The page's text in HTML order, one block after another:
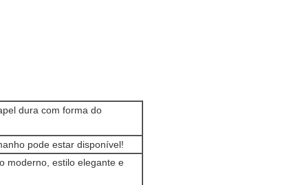
dura com forma do
pode estar disponível!
moderno, estilo elegante e